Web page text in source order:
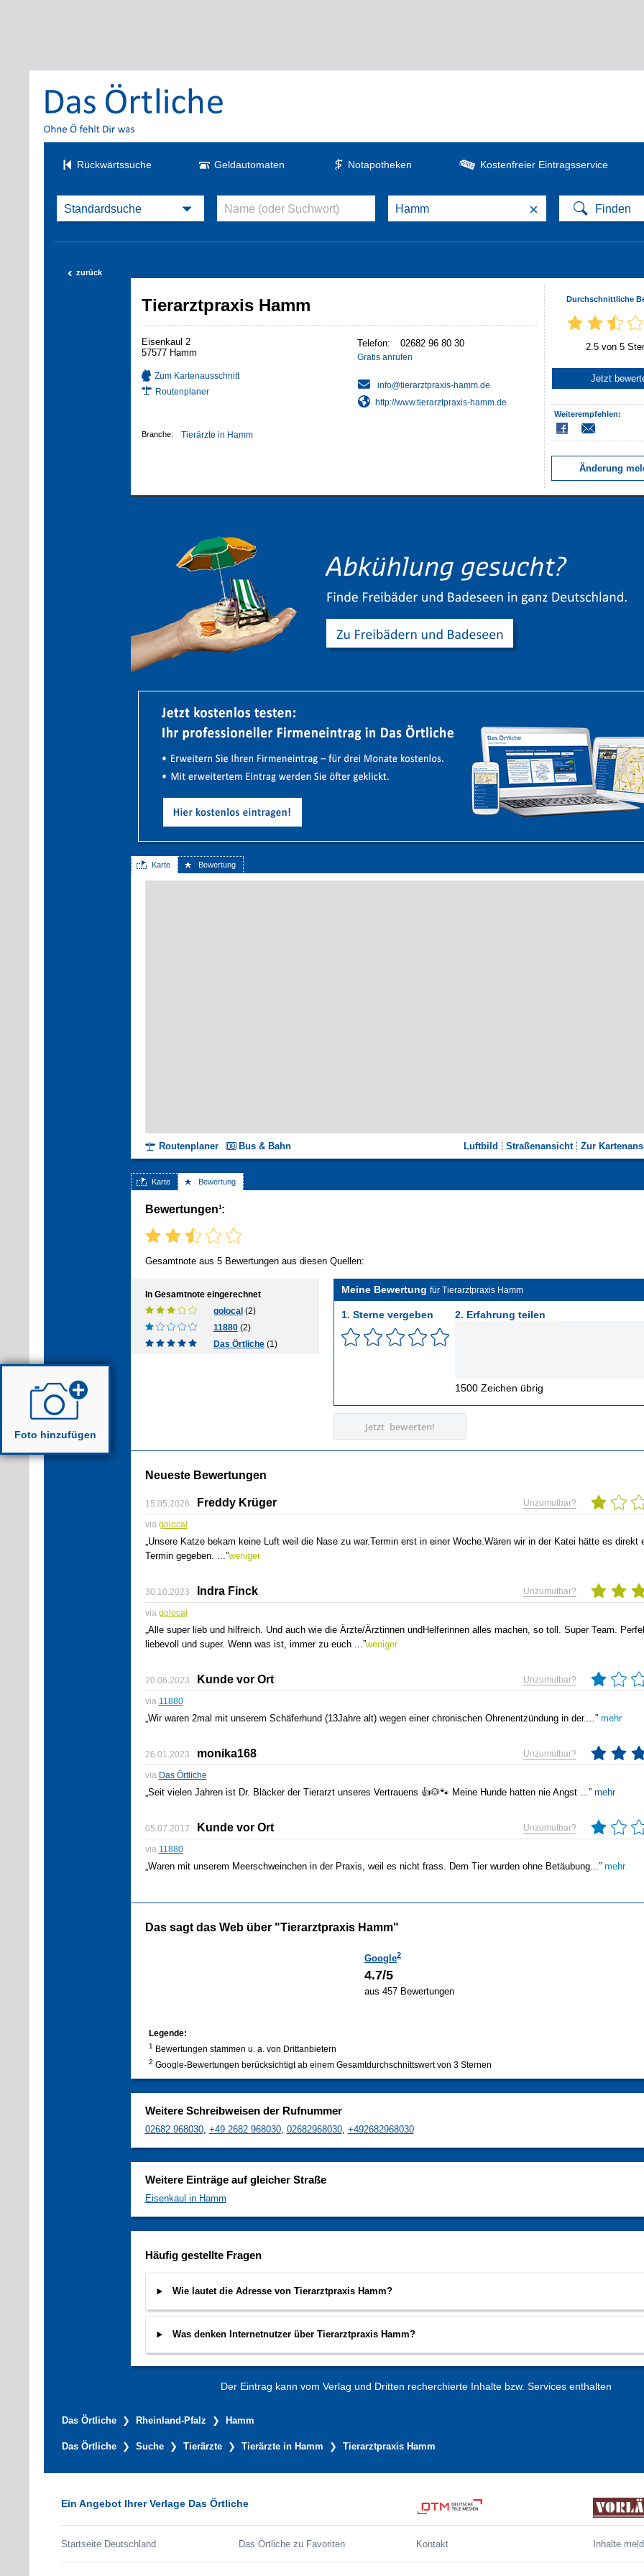
Rückwärtssuche Geldautomaten Notapotheken Kostenfreier Eintragsservice
×
‹ zurück
Tierarztpraxis Hamm
Eisenkaul 2
57577 Hamm
Zum Kartenausschnitt
Routenplaner
Telefon: 02682 96 80 30
Gratis anrufen
http://www.tierarztpraxis-hamm.de
Branche: Tierärzte in Hamm
Durchschnittliche
2.5 von 5
Jetzt
Weiterempfehlen:
Änderung
Karte Bewertung
Luftbild Straßenansicht Zur
Routenplaner Bus & Bahn
Karte Bewertung
Bewertungen1:
Gesamtnote aus 5 Bewertungen aus diesen Quellen:
In Gesamtnote eingerechnet
golocal(2)
11880(2)
Das Örtliche(1)
Meine Bewertung für Tierarztpraxis Hamm
1. Sterne vergeben 2. Erfahrung teilen
1500Zeichen übrig
Jetzt bewerten!
Neueste Bewertungen
Unzumutbar?
15.05.2026 Freddy Krüger
via golocal
„Unsere Katze bekam keine Luft weil die Nase zu war.Termin erst in einer Woche.Wären wir in der Katei hätte es direkt
Termin gegeben.
...”weniger
Unzumutbar?
30.10.2023 Indra Finck
via golocal
„Alle super lieb und hilfreich. Und auch wie die Ärzte/Ärztinnen undHelferinnen alles machen, so toll. Super Team.
liebevoll und super. Wenn was ist, immer zu euch...”weniger
Unzumutbar?
20.06.2023 Kunde vor Ort
via 11880
„Wir waren 2mal mit unserem Schäferhund (13Jahre alt) wegen einer chronischen Ohrenentzündung in der....” mehr
Unzumutbar?
26.01.2023 monika168
via Das Örtliche
„Seit vielen Jahren ist Dr. Bläcker der Tierarzt unseres Vertrauens 👍🐶🐾 Meine Hunde hatten nie Angst ...” mehr
Unzumutbar?
05.07.2017 Kunde vor Ort
via 11880
„Waren mit unserem Meerschweinchen in der Praxis, weil es nicht frass. Dem Tier wurden ohne Betäubung...” mehr
Das sagt das Web über "Tierarztpraxis Hamm"
Google2
4.7/5
aus 457 Bewertungen
Legende:
1 Bewertungen stammen u. a. von Drittanbietern
2 Google-Bewertungen berücksichtigt ab einem Gesamtdurchschnittswert von 3 Sternen
Weitere Schreibweisen der Rufnummer
02682 968030, +49 2682 968030, 02682968030, +492682968030
Weitere Einträge auf gleicher Straße
Eisenkaul in Hamm
Häufig gestellte Fragen
Wie lautet die Adresse von Tierarztpraxis Hamm?
Was denken Internetnutzer über Tierarztpraxis Hamm?
Der Eintrag kann vom Verlag und Dritten recherchierte Inhalte bzw. Services enthalten
Das Örtliche Rheinland-Pfalz Hamm
Das Örtliche Suche Tierärzte Tierärzte in Hamm Tierarztpraxis Hamm
Foto hinzufügen
Ein Angebot Ihrer Verlage Das Örtliche
Startseite Deutschland Das Örtliche zu Favoriten Kontakt Inhalte